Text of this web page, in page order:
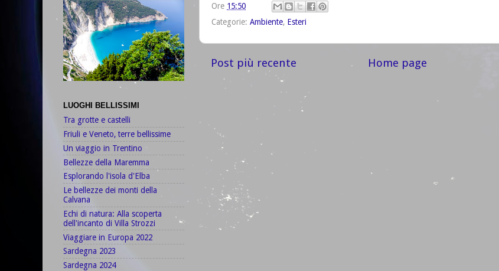
Ore 15:50
Categorie: Ambiente, Esteri
Post più recente Home page
LUOGHI BELLISSIMI
Tra grotte e castelli
Friuli e Veneto, terre bellissime
Un viaggio in Trentino
Bellezze della Maremma
Esplorando l'isola d'Elba
Le bellezze dei monti della
Calvana
Echi di natura: Alla scoperta
dell'incanto di Villa Strozzi
Viaggiare in Europa 2022
Sardegna 2023
Sardegna 2024